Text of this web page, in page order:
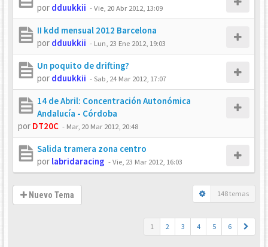
por dduukkii -Vie, 20 Abr 2012, 13:09
II kdd mensual 2012 Barcelona
por dduukkii - Lun, 23 Ene 2012, 19:03
Un poquito de drifting?
por dduukkii -Sab, 24 Mar 2012, 17:07
14 de Abril: Concentración Autonómica
Andalucía - Córdoba
por DT20C - Mar, 20 Mar 2012, 20:48
Salida tramera zona centro
por labridaracing -Vie, 23 Mar 2012, 16:03
Nuevo Tema 148 temas
1 2 3 4 5 6